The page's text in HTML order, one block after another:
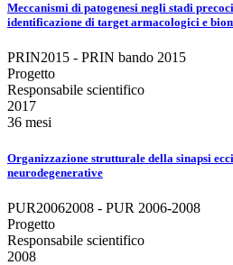
Meccanismi di patogenesi negli stadi
identificazione di target armacologici e
PRIN2015 - PRIN bando 2015
Progetto
Responsabile scientifico
2017
36 mesi
Organizzazione strutturale della sinapsi
neurodegenerative
PUR20062008 - PUR 2006-2008
Progetto
Responsabile scientifico
2008